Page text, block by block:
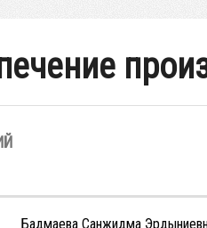
Бадмаева Санжидма